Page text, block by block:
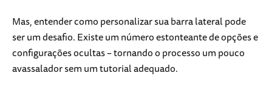
Mas, entender como personalizar sua barra lateral pode
ser um desafio. Existe um número estonteante de opções e
configurações ocultas – tornando o processo um pouco
avassalador sem um tutorial adequado.